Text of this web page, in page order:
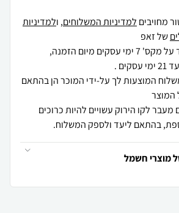
מחויבים למדיניות המשלוחים, ולמדיניות
של זאפ
מיום הזמנה,
עד 21 ימי עסקים .
המוצעות לך על-ידי המוכר הן בהתאם
המוצר
מעבר לקו הירוק עשויים להיות כרוכים
בהתאם ליעד ולספק המשלוח.
מוצרי חשמל